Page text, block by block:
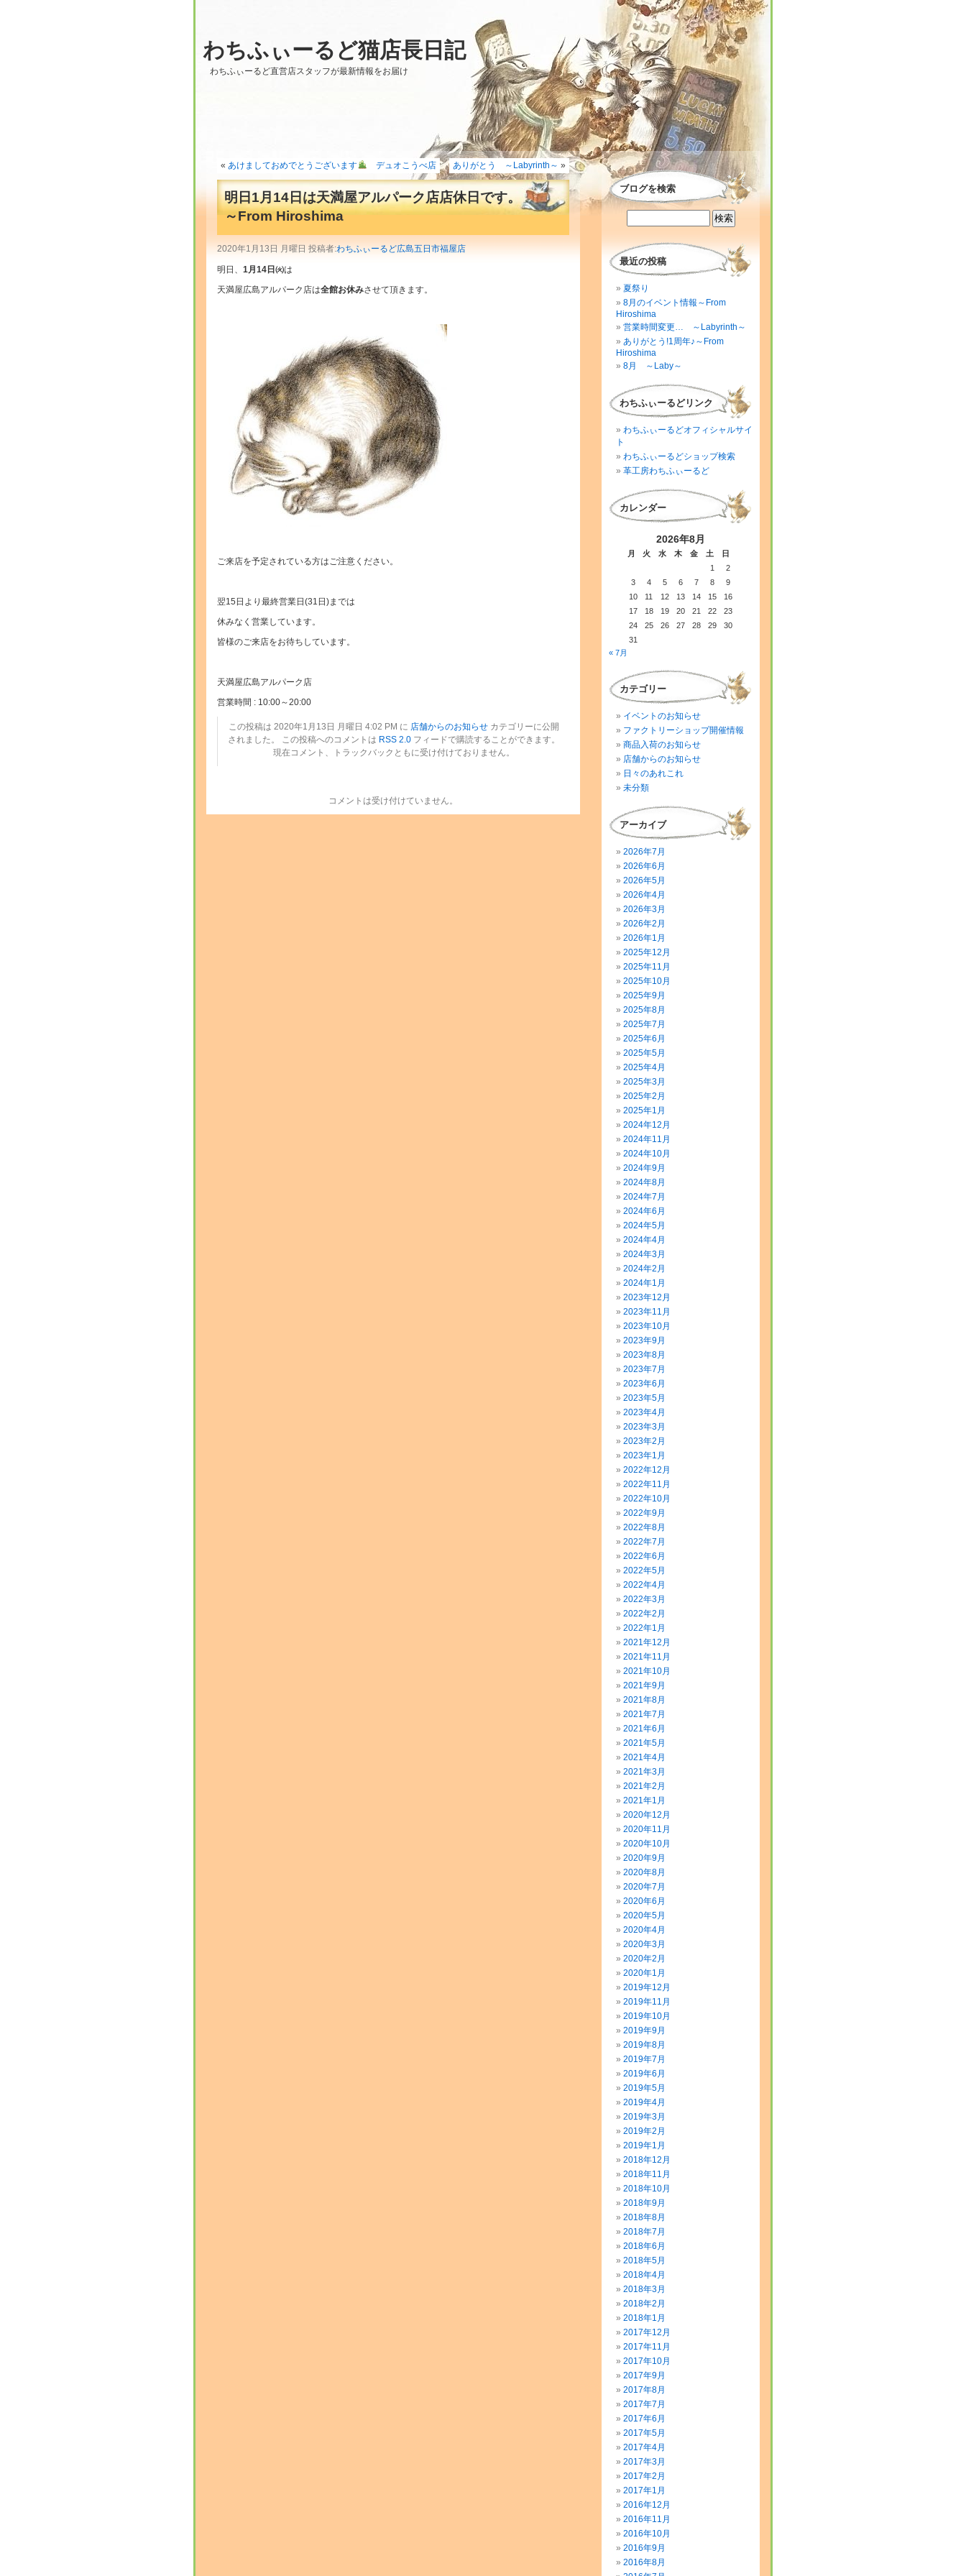
わちふぃーるど猫店長日記
わちふぃーるど直営店スタッフが最新情報をお届け
« あけましておめでとうございます デュオこうべ店 ありがとう ～Labyrinth～ »
明日1月14日は天満屋アルパーク店店休日です。
～From Hiroshima
2020年1月13日 月曜日 投稿者:わちふぃーるど広島五日市福屋店
明日、 1月14日㈫は
天満屋広島アルパーク店は全館お休みさせて頂きます。
ご来店を予定されている方はご注意ください。
翌15日より最終営業日(31日)までは
休みなく営業しています。
皆様のご来店をお待ちしています。
天満屋広島アルパーク店
営業時間 : 10:00～20:00
この投稿は 2020年1月13日 月曜日 4:02 PM に 店舗からのお知らせカテゴリーに公開
されました。 この投稿へのコメントは RSS 2.0フィードで購読することができます。
現在コメント、トラックバックともに受け付けておりません。
コメントは受け付けていません。
ブログを検索
最近の投稿
夏祭り
8月のイベント情報～From
Hiroshima
営業時間変更… ～Labyrinth～
ありがとう!1周年♪～From
Hiroshima
8月 ～Laby～
わちふぃーるどリンク
わちふぃーるどオフィシャルサイ
ト
わちふぃーるどショップ検索
革工房わちふぃーるど
カレンダー
2026年8月
月 火 水 木 金 土
日
1
2
3
4 5 6 7 8
9
10
11 12 13 14 15
16
17
18 19 20 21 22
23
24
25 26 27 28 29
30
31
« 7月
カテゴリー
イベントのお知らせ
ファクトリーショップ開催情報
商品入荷のお知らせ
店舗からのお知らせ
日々のあれこれ
未分類
アーカイブ
2026年7月
2026年6月
2026年5月
2026年4月
2026年3月
2026年2月
2026年1月
2025年12月
2025年11月
2025年10月
2025年9月
2025年8月
2025年7月
2025年6月
2025年5月
2025年4月
2025年3月
2025年2月
2025年1月
2024年12月
2024年11月
2024年10月
2024年9月
2024年8月
2024年7月
2024年6月
2024年5月
2024年4月
2024年3月
2024年2月
2024年1月
2023年12月
2023年11月
2023年10月
2023年9月
2023年8月
2023年7月
2023年6月
2023年5月
2023年4月
2023年3月
2023年2月
2023年1月
2022年12月
2022年11月
2022年10月
2022年9月
2022年8月
2022年7月
2022年6月
2022年5月
2022年4月
2022年3月
2022年2月
2022年1月
2021年12月
2021年11月
2021年10月
2021年9月
2021年8月
2021年7月
2021年6月
2021年5月
2021年4月
2021年3月
2021年2月
2021年1月
2020年12月
2020年11月
2020年10月
2020年9月
2020年8月
2020年7月
2020年6月
2020年5月
2020年4月
2020年3月
2020年2月
2020年1月
2019年12月
2019年11月
2019年10月
2019年9月
2019年8月
2019年7月
2019年6月
2019年5月
2019年4月
2019年3月
2019年2月
2019年1月
2018年12月
2018年11月
2018年10月
2018年9月
2018年8月
2018年7月
2018年6月
2018年5月
2018年4月
2018年3月
2018年2月
2018年1月
2017年12月
2017年11月
2017年10月
2017年9月
2017年8月
2017年7月
2017年6月
2017年5月
2017年4月
2017年3月
2017年2月
2017年1月
2016年12月
2016年11月
2016年10月
2016年9月
2016年8月